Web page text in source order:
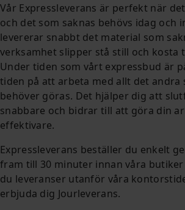
Vår Expressleverans är perfekt när
och det som saknas behövs idag och
levererar snabbt det material som
verksamhet slipper stå still och kosta
Under tiden som vårt expressbud är
tiden på att arbeta med allt det andra
behöver göras. Det hjälper dig att
snabbare och bidrar till att göra din
effektivare.
Expressleverans beställer du enkelt
fram till 30 minuter innan våra butiker
du leveranser utanför våra
erbjuda dig Jourleverans.